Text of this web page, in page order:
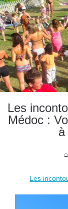
Les
Médoc :
à
Les